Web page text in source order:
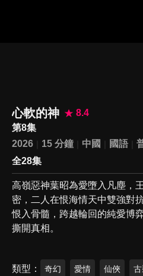
心軟的神
8.4
第8集
2026
15 分鐘 中國 國語
全28集
高嶺惡神葉昭為愛墮入凡塵，
密，二人在恨海情天中雙強對
恨入骨髓，跨越輪回的純愛博
撕開真相。
類型 奇幻 愛情 仙俠